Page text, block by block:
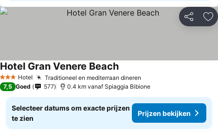
Delen
3 SterrenHotel Traditioneel en mediterraan dineren
Hotel Gran Venere BeachPrijzen bekijken
7,5 Goed 577 0.4 km vanaf Spiaggia Bibione
Selecteer datums om exacte prijzen
te zien
Prijzen bekijken